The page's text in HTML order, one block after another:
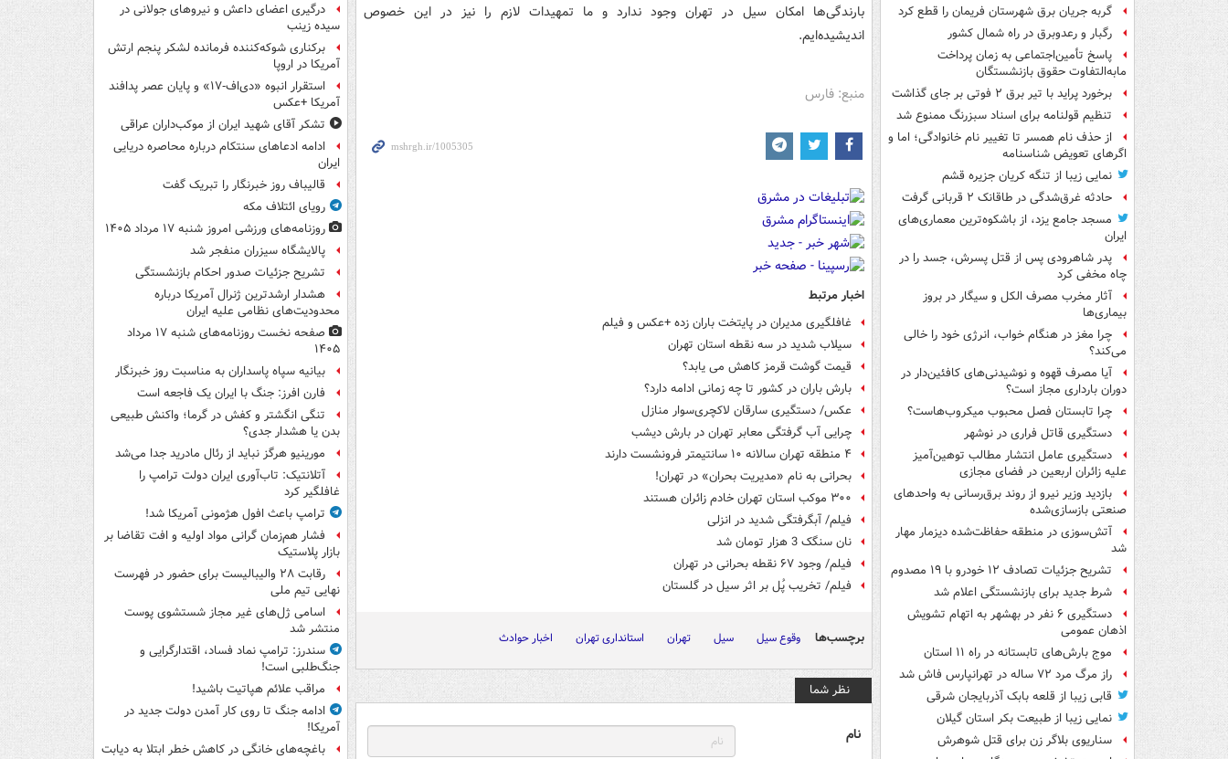
گربه جریان برق شهرستان فریمان را قطع کرد
رگبار و رعدوبرق در راه شمال کشور
پاسخ تأمین‌اجتماعی به زمان پرداخت
مابه‌التفاوت حقوق بازنشستگان
برخورد پراید با تیر برق ۲ فوتی بر جای گذاشت
تنظیم قولنامه برای اسناد سبزرنگ ممنوع شد
از حذف نام همسر تا تغییر نام خانوادگی؛ اما و
اگرهای تعویض شناسنامه
نمایی زیبا از تنگه کریان جزیره قشم
حادثه غرق‌شدگی در طاقانک ۲ قربانی گرفت
مسجد جامع یزد، از باشکوه‌ترین معماری‌های
ایران
پدر شاهرودی پس از قتل پسرش، جسد را در
چاه مخفی کرد
آثار مخرب مصرف الکل و سیگار در بروز
بیماری‌ها
چرا مغز در هنگام خواب، انرژی خود را خالی
می‌کند؟
آیا مصرف قهوه و نوشیدنی‌های کافئین‌دار در
دوران بارداری مجاز است؟
چرا تابستان فصل محبوب میکروب‌هاست؟
دستگیری قاتل فراری در نوشهر
دستگیری عامل انتشار مطالب توهین‌آمیز
علیه زائران اربعین در فضای مجازی
بازدید وزیر نیرو از روند برق‌رسانی به واحدهای
صنعتی بازسازی‌شده
آتش‌سوزی در منطقه حفاظت‌شده دیزمار مهار
شد
تشریح جزئیات تصادف ۱۲ خودرو با ۱۹ مصدوم
شرط جدید برای بازنشستگی اعلام شد
دستگیری ۶ نفر در بهشهر به اتهام تشویش
اذهان عمومی
موج بارش‌های تابستانه در راه ۱۱ استان
راز مرگ مرد ۷۲ ساله در تهرانپارس فاش شد
قابی زیبا از قلعه بابک آذربایجان شرقی
نمایی زیبا از طبیعت بکر استان گیلان
سناریوی بلاگر زن برای قتل شوهرش
بارندگی‌ها امکان سیل در تهران وجود ندارد و ما تمهیدات لازم را نیز در این خصوص
اندیشیده‌ایم.
منبع: فارس
اخبار مرتبط
غافلگیری مدیران در پایتخت باران زده +عکس و فیلم
سیلاب شدید در سه نقطه استان تهران
قیمت گوشت قرمز کاهش می یابد؟
بارش باران در کشور تا چه زمانی ادامه دارد؟
عکس/ دستگیری سارقان لاکچری‌سوار منازل
چرایی آب گرفتگی معابر تهران در بارش دیشب
۴ منطقه تهران سالانه ۱۰ سانتیمتر فرونشست دارند
بحرانی به نام «مدیریت بحران» در تهران!
۳۰۰ موکب استان تهران خادم زائران هستند
فیلم/ آبگرفتگی شدید در انزلی
نان سنگک 3 هزار تومان شد
فیلم/ وجود ۶۷ نقطه بحرانی در تهران
فیلم/ تخریب پُل بر اثر سیل در گلستان
برچسب‌ها وقوع سیل سیل تهران استانداری تهران اخبار حوادث
نظر شما
نام
درگیری اعضای داعش و نیروهای جولانی در
سیده زینب
برکناری شوکه‌کننده فرمانده لشکر پنجم ارتش
آمریکا در اروپا
استقرار انبوه «دی‌اف‑۱۷» و پایان عصر پدافند
آمریکا +عکس
تشکر آقای شهید ایران از موکب‌داران عراقی
ادامه ادعاهای سنتکام درباره محاصره دریایی
ایران
قالیباف روز خبرنگار را تبریک گفت
رویای ائتلاف مکه
روزنامه‌های ورزشی امروز ‌شنبه ۱۷ مرداد ۱۴۰۵
پالایشگاه سیزران منفجر شد
تشریح جزئیات صدور احکام بازنشستگی
هشدار ارشدترین ژنرال آمریکا درباره
محدودیت‌های نظامی علیه ایران
صفحه نخست روزنامه‌های شنبه ۱۷ مرداد
۱۴۰۵
بیانیه سپاه پاسداران به مناسبت روز خبرنگار
فارن افرز: جنگ با ایران یک فاجعه است
تنگی انگشتر و کفش در گرما؛ واکنش طبیعی
بدن یا هشدار جدی؟
مورینیو هرگز نباید از رئال مادرید جدا می‌شد
آتلانتیک: تاب‌آوری ایران دولت ترامپ را
غافلگیر کرد
ترامپ باعث افول هژمونی آمریکا شد!
فشار هم‌زمان گرانی مواد اولیه و افت تقاضا بر
بازار پلاستیک
رقابت ۲۸ والیبالیست برای حضور در فهرست
نهایی تیم ملی
اسامی ژل‌های غیر مجاز شستشوی پوست
منتشر شد
سندرز: ترامپ نماد فساد، اقتدارگرایی و
جنگ‌طلبی است!
مراقب علائم هپاتیت باشید!
ادامه جنگ تا روی کار آمدن دولت جدید در
آمریکا!
باغچه‌های خانگی در کاهش خطر ابتلا به دیابت